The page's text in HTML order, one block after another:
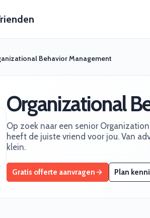
Behavior Management
Organizational
Op zoek naar een senior
heeft de juiste vriend voor jou. Van
klein.
Gratis offerte aanvragen Plan